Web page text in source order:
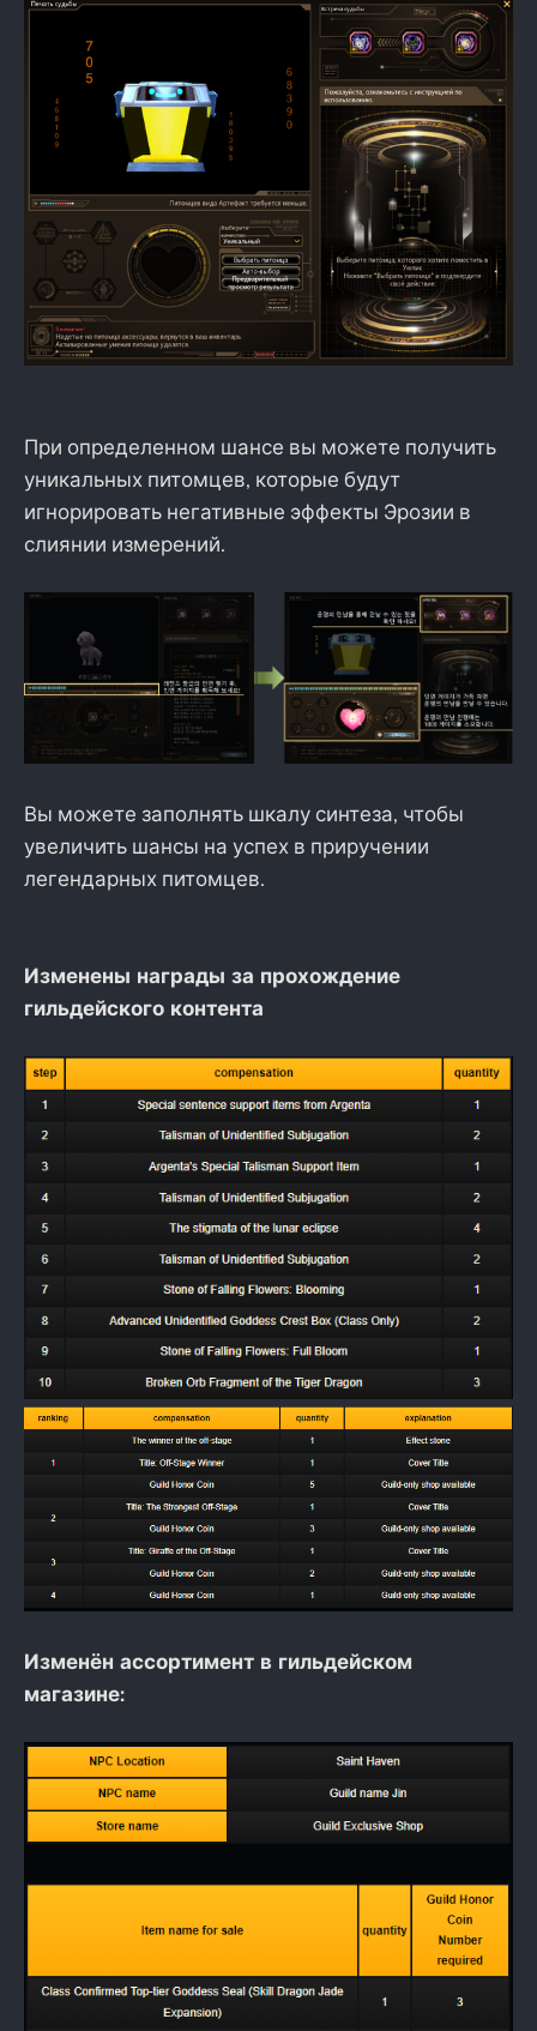
При определенном шансе вы можете получить
уникальных питомцев, которые будут
игнорировать негативные эффекты Эрозии в
слиянии измерений.
Вы можете заполнять шкалу синтеза, чтобы
увеличить шансы на успех в приручении
легендарных питомцев.
Изменены награды за прохождение
гильдейского контента
Изменён ассортимент в гильдейском
магазине: